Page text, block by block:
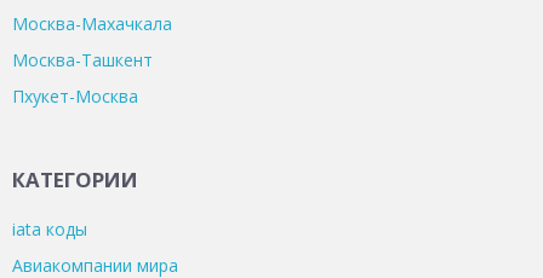
Москва-Махачкала
Москва-Ташкент
Пхукет-Москва
КАТЕГОРИИ
iata коды
Авиакомпании мира